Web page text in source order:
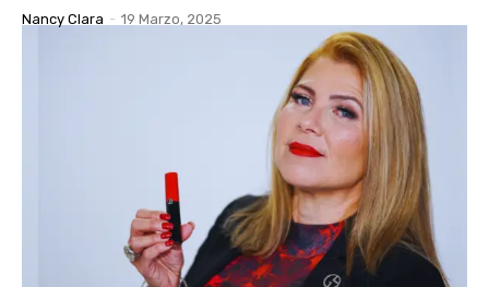
Nancy Clara - 19 Marzo, 2025